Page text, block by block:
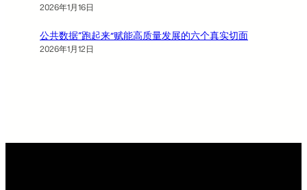
2026年1月16日
公共数据“跑起来”赋能高质量发展的六个真实切面
2026年1月12日